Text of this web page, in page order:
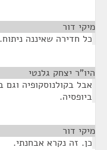
מיקי דור
כל חדירה שאיננה ניתוח.
היו"ר יצחק גלנטי
אבל בקולנוסקופיה
ביופסיה.
מיקי דור
כן. זה נקרא אבחנתי.